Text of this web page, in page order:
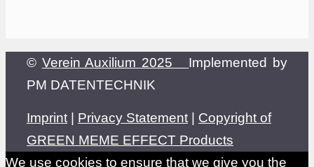
© Verein Auxilium 2025 Implemented by
PM DATENTECHNIK
Imprint Privacy Statement
Copyright of
GREEN MEME EFFECT Products
We use cookies to ensure that we give you the